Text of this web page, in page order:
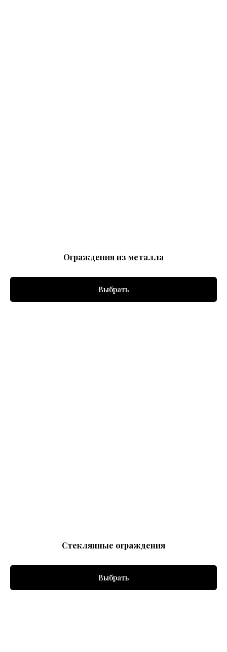
Ограждения из металла
Выбрать
Стеклянные ограждения
Выбрать